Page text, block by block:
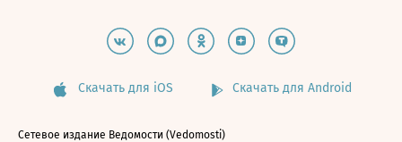
Скачать для iOS Скачать для Android
Сетевое издание Ведомости (Vedomosti)